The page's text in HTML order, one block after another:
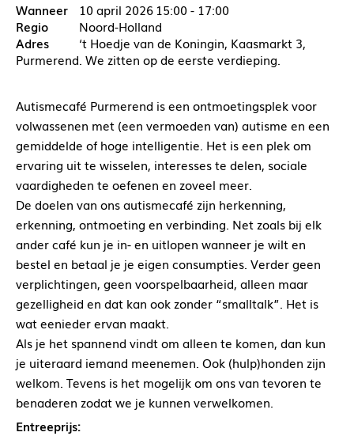
10 april 2026 15:00 - 17:00
Noord-Holland
‘t Hoedje van de Koningin, Kaasmarkt 3,
Purmerend. We zitten op de eerste verdieping.
Autismecafé Purmerend is een ontmoetingsplek voor
volwassenen met (een vermoeden van) autisme en een
gemiddelde of hoge intelligentie. Het is een plek om
ervaring uit te wisselen, interesses te delen, sociale
vaardigheden te oefenen en zoveel meer.
De doelen van ons autismecafé zijn herkenning,
erkenning, ontmoeting en verbinding. Net zoals bij elk
ander café kun je in- en uitlopen wanneer je wilt en
bestel en betaal je je eigen consumpties. Verder geen
verplichtingen, geen voorspelbaarheid, alleen maar
gezelligheid en dat kan ook zonder “smalltalk”. Het is
wat eenieder ervan maakt.
Als je het spannend vindt om alleen te komen, dan kun
je uiteraard iemand meenemen. Ook (hulp)honden zijn
welkom. Tevens is het mogelijk om ons van tevoren te
benaderen zodat we je kunnen verwelkomen.
Entreeprijs: